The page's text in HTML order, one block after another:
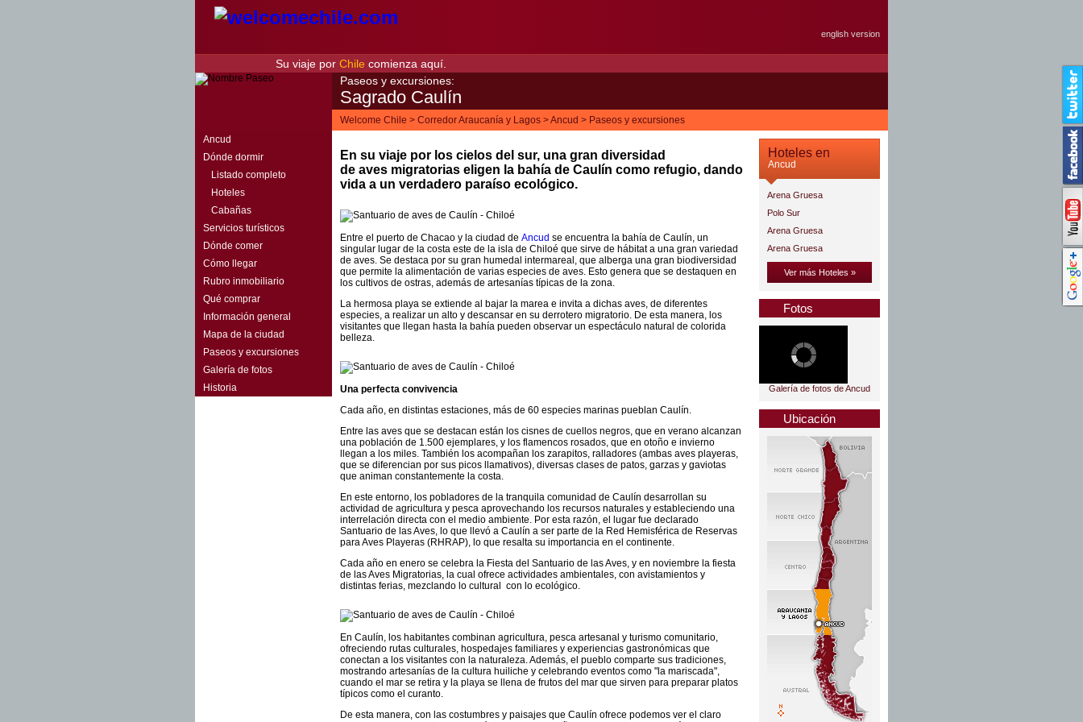
Su viaje por Chile comienza aquí.
english version
Welcome Chile > Corredor Araucanía y Lagos >Ancud > Paseos y excursiones
Ancud
Dónde dormir
Listado completo
Hoteles
Cabañas
Servicios turísticos
Dónde comer
Cómo llegar
Rubro inmobiliario
Qué comprar
Información general
Mapa de la ciudad
Paseos y excursiones
Galería de fotos
Historia
Paseos y excursiones:
Sagrado Caulín
En su viaje por los cielos del sur, una gran diversidad
de aves migratorias eligen la bahía de Caulín como refugio, dando
vida a un verdadero paraíso ecológico.
Entre el puerto de Chacao y la ciudad de Ancud se encuentra la bahía de Caulín, un
singular lugar de la costa este de la isla de Chiloé que sirve de hábitat a una gran variedad
de aves. Se destaca por su gran humedal intermareal, que alberga una gran biodiversidad
que permite la alimentación de varias especies de aves. Esto genera que se destaquen en
los cultivos de ostras, además de artesanías típicas de la zona.
La hermosa playa se extiende al bajar la marea e invita a dichas aves, de diferentes
especies, a realizar un alto y descansar en su derrotero migratorio. De esta manera, los
visitantes que llegan hasta la bahía pueden observar un espectáculo natural de colorida
belleza.
Una perfecta convivencia
Cada año, en distintas estaciones, más de 60 especies marinas pueblan Caulín.
Entre las aves que se destacan están los cisnes de cuellos negros, que en verano alcanzan
una población de 1.500 ejemplares, y los flamencos rosados, que en otoño e invierno
llegan a los miles. También los acompañan los zarapitos, ralladores (ambas aves playeras,
que se diferencian por sus picos llamativos), diversas clases de patos, garzas y gaviotas
que animan constantemente la costa.
En este entorno, los pobladores de la tranquila comunidad de Caulín desarrollan su
actividad de agricultura y pesca aprovechando los recursos naturales y estableciendo una
interrelación directa con el medio ambiente. Por esta razón, el lugar fue declarado
Santuario de las Aves, lo que llevó a Caulín a ser parte de la Red Hemisférica de Reservas
para Aves Playeras (RHRAP), lo que resalta su importancia en el continente.
Cada año en enero se celebra la Fiesta del Santuario de las Aves, y en noviembre la fiesta
de las Aves Migratorias, la cual ofrece actividades ambientales, con avistamientos y
distintas ferias, mezclando lo cultural con lo ecológico.
En Caulín, los habitantes combinan agricultura, pesca artesanal y turismo comunitario,
ofreciendo rutas culturales, hospedajes familiares y experiencias gastronómicas que
conectan a los visitantes con la naturaleza. Además, el pueblo comparte sus tradiciones,
mostrando artesanías de la cultura huiliche y celebrando eventos como "la mariscada",
cuando el mar se retira y la playa se llena de frutos del mar que sirven para preparar platos
típicos como el curanto.
De esta manera, con las costumbres y paisajes que Caulín ofrece podemos ver el claro
Hoteles en
Ancud
Arena Gruesa
Polo Sur
Arena Gruesa
Arena Gruesa
Ver más Hoteles »
Fotos
Galería de fotos de Ancud
Ubicación